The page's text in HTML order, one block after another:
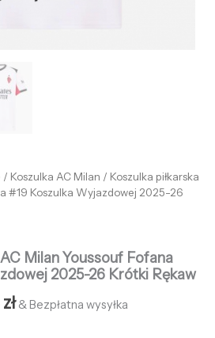
/ Koszulka AC Milan / Koszulka piłkarska
#19 Koszulka Wyjazdowej 2025-26
Milan Youssouf Fofana
2025-26 Krótki Rękaw
zł & Bezpłatna wysyłka